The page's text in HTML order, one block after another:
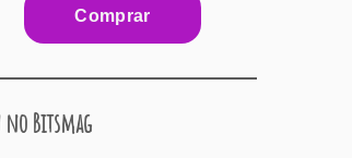
no Bitsmag